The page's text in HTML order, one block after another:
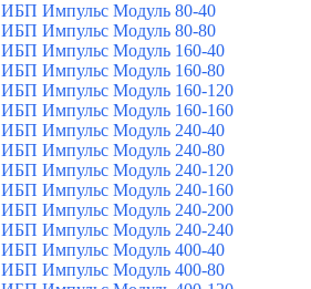
ИБП Импульс Модуль 80-40
ИБП Импульс Модуль 80-80
ИБП Импульс Модуль 160-40
ИБП Импульс Модуль 160-80
ИБП Импульс Модуль 160-120
ИБП Импульс Модуль 160-160
ИБП Импульс Модуль 240-40
ИБП Импульс Модуль 240-80
ИБП Импульс Модуль 240-120
ИБП Импульс Модуль 240-160
ИБП Импульс Модуль 240-200
ИБП Импульс Модуль 240-240
ИБП Импульс Модуль 400-40
ИБП Импульс Модуль 400-80